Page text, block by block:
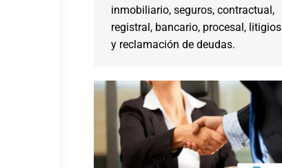
inmobiliario, seguros, contractual,
registral, bancario, procesal, litigios
y reclamación de deudas.